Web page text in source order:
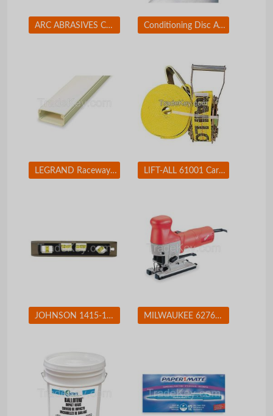
ARC ABRASIVES Conditioning Disc, AlO, 2in, Med, TR Conditioning Disc AlO 1-1/2in Med TR
LEGRAND Raceway Hinge Locking PN10L08V LIFT-ALL 61001 Cargo Strap Winch 27 ft x 2 In 3300 lb
JOHNSON 1415-1200 Magnetic Torpedo Level, 12 In, 4 Vials MILWAUKEE 627621 Jigsaw 4-Pos Orbital Cutting 500-3000spm